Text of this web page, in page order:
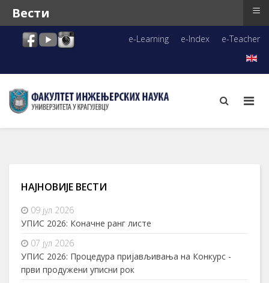
e-Learning e-Index e-Teacher
НАЈНОВИЈЕ ВЕСТИ
09 јул 2026
УПИС 2026: Коначне ранг листе
07 јул 2026
УПИС 2026: Процедура пријављивања на Конкурс -
први продужени уписни рок
Вести ≡